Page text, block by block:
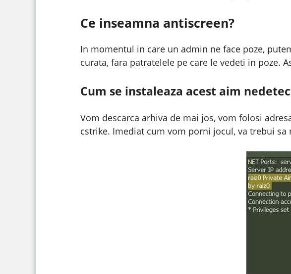
Ce inseamna antiscreen?
In momentul in care un admin ne face poze,
curata, fara patratelele pe care le vedeti in poze.
Cum se instaleaza acest aim
Vom descarca arhiva de mai jos, vom folosi
cstrike. Imediat cum vom porni jocul, va trebui